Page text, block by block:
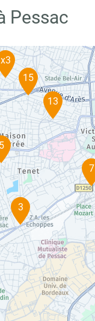
Pessac
x3
7
15
13
5
3